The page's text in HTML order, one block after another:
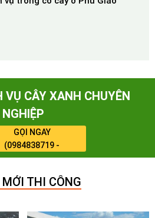
VỤ CÂY XANH CHUYÊN
NGHIỆP
GỌI NGAY
(0984838719 -
0964909071)
THI CÔNG